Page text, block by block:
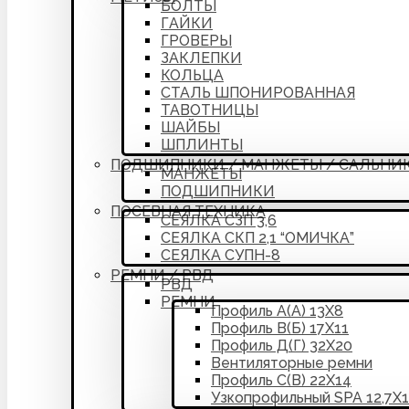
БОЛТЫ
ГАЙКИ
ГРОВЕРЫ
ЗАКЛЕПКИ
КОЛЬЦА
СТАЛЬ ШПОНИРОВАННАЯ
ТАВОТНИЦЫ
ШАЙБЫ
ШПЛИНТЫ
ПОДШИПНИКИ / МАНЖЕТЫ /
МАНЖЕТЫ
ПОДШИПНИКИ
ПОСЕВНАЯ ТЕХНИКА
СЕЯЛКА СЗП 3,6
СЕЯЛКА СКП 2,1 “ОМИЧКА”
СЕЯЛКА СУПН-8
РЕМНИ / РВД
РВД
РЕМНИ
Профиль А(А) 13Х8
Профиль В(Б) 17Х11
Профиль Д(Г) 32Х20
Вентиляторные ремни
Профиль С(В) 22Х14
Узкопрофильный SPA